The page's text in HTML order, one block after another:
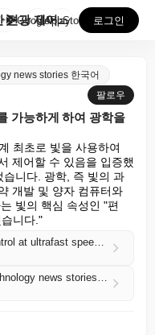
빛이 초고속으로 완전한 편광 제어를 가능하게 하여 광학...
GooglePlay
AppStore 로그인
news stories 한국어
팔로우
가능하게 하여 광학을
최초로 빛을 사용하여
제어할 수 있음을 입증했
니다. 광학, 즉 빛의 과
개발 및 양자 컴퓨터와
빛의 핵심 속성인 "편
니다."
Light unlocks full polarization control at ultrafast speeds, reshaping photonics
Phys.org | latest science and technology news stories 한국어 RSS